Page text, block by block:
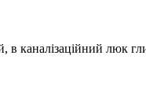
каналізаційний люк